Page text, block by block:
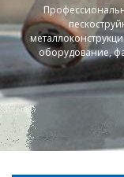
оборудование,